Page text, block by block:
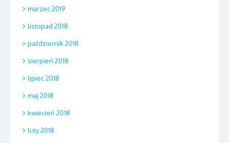
marzec 2019
listopad 2018
październik 2018
sierpień 2018
lipiec 2018
maj 2018
kwiecień 2018
luty 2018